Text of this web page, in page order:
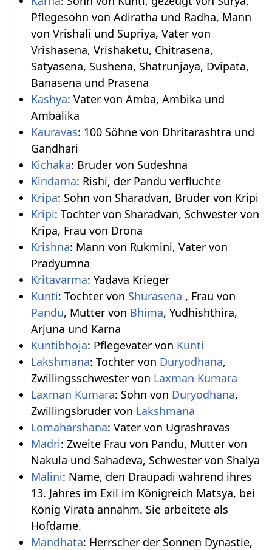
Pflegesohn von Adiratha und Radha, Mann
von Vrishali und Supriya, Vater von
Vrishasena, Vrishaketu, Chitrasena,
Satyasena, Sushena, Shatrunjaya, Dvipata,
Banasena und Prasena
Kashya: Vater von Amba, Ambika und
Ambalika
Kauravas: 100 Söhne von Dhritarashtra und
Gandhari
Kichaka: Bruder von Sudeshna
Kindama: Rishi, der Pandu verfluchte
Kripa: Sohn von Sharadvan, Bruder von Kripi
Kripi: Tochter von Sharadvan, Schwester von
Kripa, Frau von Drona
Krishna: Mann von Rukmini, Vater von
Pradyumna
Kritavarma: Yadava Krieger
Kunti: Tochter von Shurasena , Frau von
Pandu, Mutter von Bhima, Yudhishthira,
Arjuna und Karna
Kuntibhoja: Pflegevater von Kunti
Lakshmana: Tochter von Duryodhana,
Zwillingsschwester von Laxman Kumara
Laxman Kumara: Sohn von Duryodhana,
Zwillingsbruder von Lakshmana
Lomaharshana: Vater von Ugrashravas
Madri: Zweite Frau von Pandu, Mutter von
Nakula und Sahadeva, Schwester von Shalya
Malini: Name, den Draupadi während ihres
13. Jahres im Exil im Königreich Matsya, bei
König Virata annahm. Sie arbeitete als
Hofdame.
Mandhata: Herrscher der Sonnen Dynastie,